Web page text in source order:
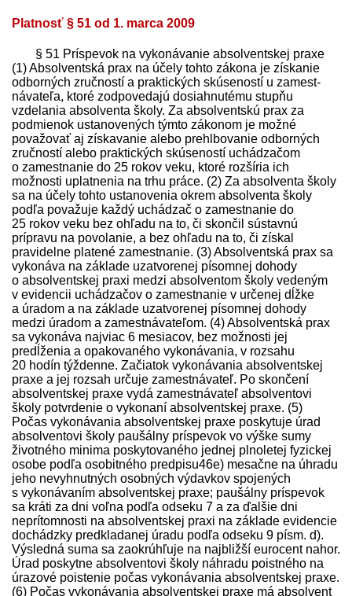
Platnosť § 51 od 1. marca 2009
§ 51 Príspevok na vykonávanie absolventskej praxe
(1) Absolventská prax na účely tohto zákona je získanie
odborných zručností a praktických skúseností u zamest­
návateľa, ktoré zodpovedajú dosiahnutému stupňu
vzdelania absolventa školy. Za absolventskú prax za
podmienok ustanovených týmto zákonom je možné
považovať aj získavanie alebo prehlbovanie odborných
zručností alebo praktických skúseností uchádzačom
o zamestnanie do 25 rokov veku, ktoré rozšíria ich
možnosti uplatnenia na trhu práce. (2) Za absolventa školy
sa na účely tohto ustanovenia okrem absolventa školy
podľa považuje každý uchádzač o zamestnanie do
25 rokov veku bez ohľadu na to, či skončil sústavnú
prípravu na povolanie, a bez ohľadu na to, či získal
pravidelne platené zamestnanie. (3) Absolventská prax sa
vykonáva na základe uzatvorenej písomnej dohody
o absolventskej praxi medzi absolventom školy vedeným
v evidencii uchádzačov o zamestnanie v určenej dĺžke
a úradom a na základe uzatvorenej písomnej dohody
medzi úradom a zamest­návateľom. (4) Absolventská prax
sa vykonáva najviac 6 mesiacov, bez možnosti jej
predĺženia a opakovaného vykonávania, v rozsahu
20 hodín týždenne. Začiatok vykonávania absolventskej
praxe a jej rozsah určuje zamest­návateľ. Po skončení
absolventskej praxe vydá zamest­návateľ absolventovi
školy potvrdenie o vykonaní absolventskej praxe. (5)
Počas vykonávania absolventskej praxe poskytuje úrad
absolventovi školy paušálny príspevok vo výške sumy
životného minima poskytovaného jednej plnoletej fyzickej
osobe podľa osobitného pred­pisu46e) mesačne na úhradu
jeho nevyhnutných osobných výdavkov spojených
s vykonávaním absolventskej praxe; paušálny príspevok
sa kráti za dni voľna podľa odseku 7 a za ďalšie dni
neprítomnosti na absolventskej praxi na základe evidencie
dochádzky pred­kladanej úradu podľa odseku 9 písm. d).
Výsledná suma sa zaokrúhľuje na najbližší eurocent nahor.
Úrad poskytne absolventovi školy náhradu poistného na
úrazové poistenie počas vykonávania absolventskej praxe.
(6) Počas vykonávania absolventskej praxe má absolvent